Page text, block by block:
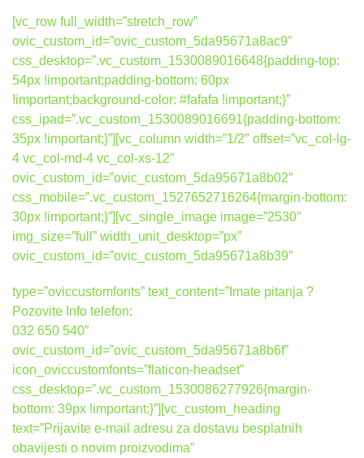
[vc_row full_width=”stretch_row”
ovic_custom_id=”ovic_custom_5da95671a8ac9″
css_desktop=”.vc_custom_1530089016648{padding-top:
54px !important;padding-bottom: 60px
!important;background-color: #fafafa !important;}”
css_ipad=”.vc_custom_1530089016691{padding-bottom:
35px !important;}”][vc_column width=”1/2″ offset=”vc_col-lg-
4 vc_col-md-4 vc_col-xs-12″
ovic_custom_id=”ovic_custom_5da95671a8b02″
css_mobile=”.vc_custom_1527652716264{margin-bottom:
30px !important;}”][vc_single_image image=”2530″
img_size=”full” width_unit_desktop=”px”
ovic_custom_id=”ovic_custom_5da95671a8b39″
type=”oviccustomfonts” text_content=”Imate pitanja ?
Pozovite Info telefon:
032 650 540″
ovic_custom_id=”ovic_custom_5da95671a8b6f”
icon_oviccustomfonts=”flaticon-headset”
css_desktop=”.vc_custom_1530086277926{margin-
bottom: 39px !important;}”][vc_custom_heading
text=”Prijavite e-mail adresu za dostavu besplatnih
obavijesti o novim proizvodima”